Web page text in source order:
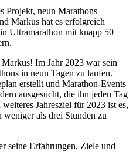
Projekt, neun Marathons
Markus hat es erfolgreich
Ultramarathon mit knapp 50
Im Jahr 2023 war sein
in neun Tagen zu laufen.
erstellt und Marathon-Events
ausgesucht, die ihn jeden Tag
Jahresziel für 2023 ist es,
als drei Stunden zu
seine Erfahrungen, Ziele und